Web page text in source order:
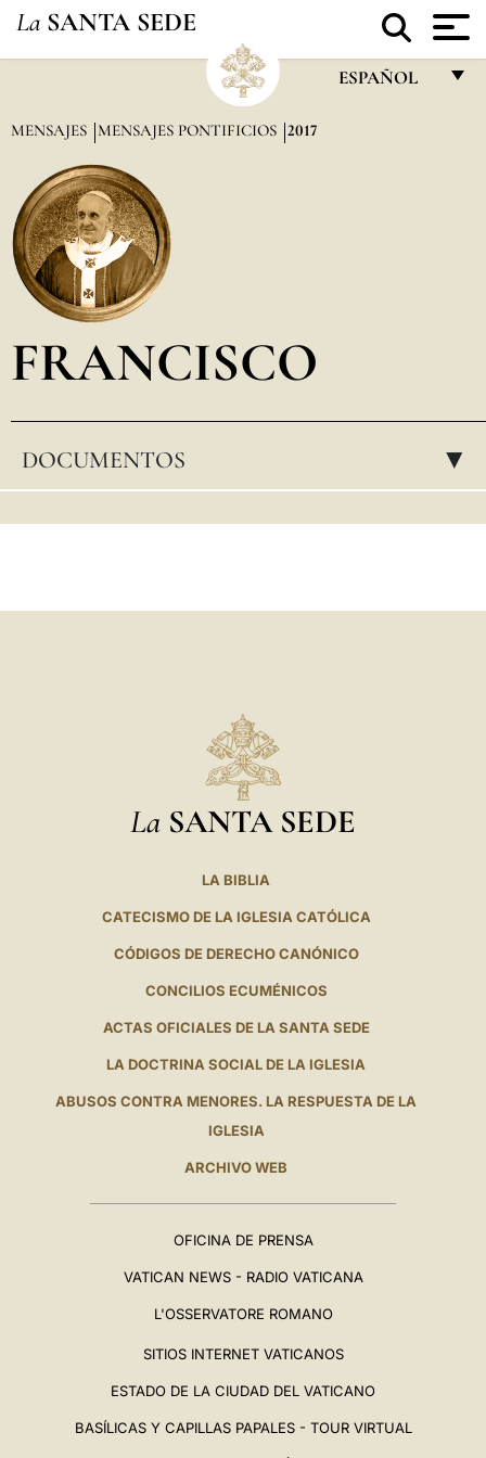
La SANTA SEDE
ESPAÑOL
العربيّة
MENSAJES MENSAJES PONTIFICIOS 2017
FRANCISCO
DOCUMENTOS ▸
La SANTA SEDE
LA BIBLIA
CATECISMO DE LA IGLESIA CATÓLICA
CÓDIGOS DE DERECHO CANÓNICO
CONCILIOS ECUMÉNICOS
ACTAS OFICIALES DE LA SANTA SEDE
LA DOCTRINA SOCIAL DE LA IGLESIA
ABUSOS CONTRA MENORES. LA RESPUESTA DE LA
IGLESIA
ARCHIVO WEB
OFICINA DE PRENSA
VATICAN NEWS - RADIO VATICANA
L'OSSERVATORE ROMANO
SITIOS INTERNET VATICANOS
ESTADO DE LA CIUDAD DEL VATICANO
BASÍLICAS Y CAPILLAS PAPALES - TOUR VIRTUAL